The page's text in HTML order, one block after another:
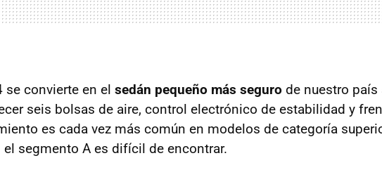
se convierte en el sedán pequeño más seguro de nuestro país
seis bolsas de aire, control electrónico de estabilidad y
es cada vez más común en modelos de categoría
el segmento A es difícil de encontrar.